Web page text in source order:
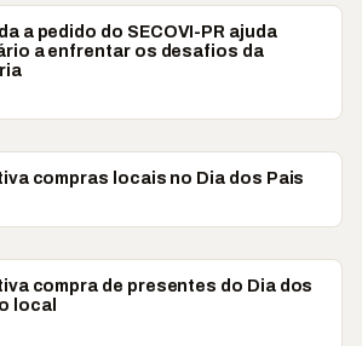
a pedido do SECOVI-PR ajuda
a enfrentar os desafios da
compras locais no Dia dos Pais
compra de presentes do Dia dos
local